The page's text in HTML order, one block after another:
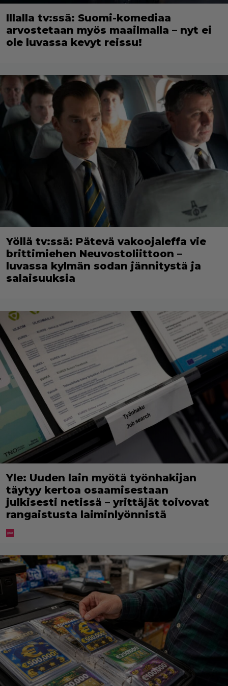
Illalla tv:ssä: Suomi-komediaa
arvostetaan myös maailmalla – nyt ei
ole luvassa kevyt reissu!
Yöllä tv:ssä: Pätevä vakoojaleffa vie
brittimiehen Neuvostoliittoon –
luvassa kylmän sodan jännitystä ja
salaisuuksia
Yle: Uuden lain myötä työnhakijan
täytyy kertoa osaamisestaan
julkisesti netissä – yrittäjät toivovat
rangaistusta laiminlyönnistä